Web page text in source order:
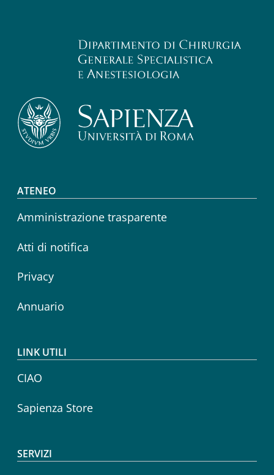
Footer menu
ATENEO
Amministrazione trasparente
Atti di notifica
Privacy
Annuario
LINK UTILI
CIAO
Sapienza Store
SERVIZI